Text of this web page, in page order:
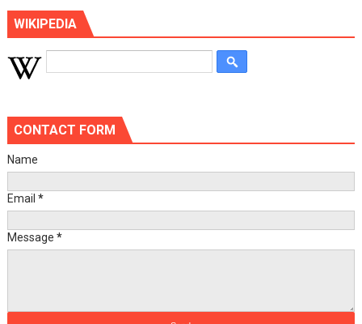
WIKIPEDIA
CONTACT FORM
Name
Email *
Message *